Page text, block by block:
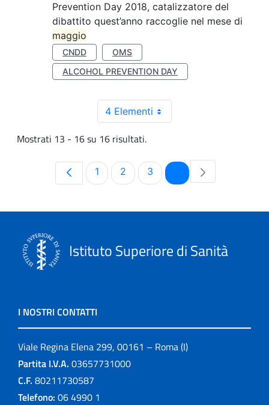
Prevention Day 2018, catalizzatore del
dibattito quest’anno raccoglie nel mese di
maggio
CNDD
OMS
ALCOHOL PREVENTION DAY
4 Elementi
Mostrati 13 - 16 su 16 risultati.
Pagina
1 Pagina
2 Pagina
3 Pagina
Istituto Superiore di Sanità
I NOSTRI CONTATTI
Viale Regina Elena 299, 00161 – Roma (I)
Partita I.V.A. 03657731000
C.F. 80211730587
Telefono: 06 4990 1